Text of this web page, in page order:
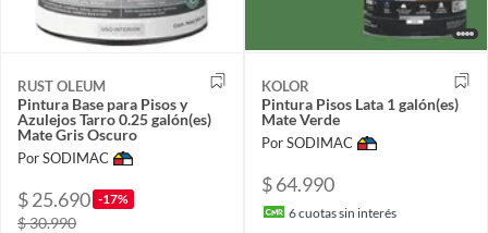
RUST OLEUM
Pintura Base para Pisos y
Azulejos Tarro 0.25 galón(es)
Mate Gris Oscuro
Por SODIMAC
$ 25.690 -17%
$ 30.990
KOLOR
Pintura Pisos Lata 1 galón(es)
Mate Verde
Por SODIMAC
$ 64.990
6cuotas sin interés